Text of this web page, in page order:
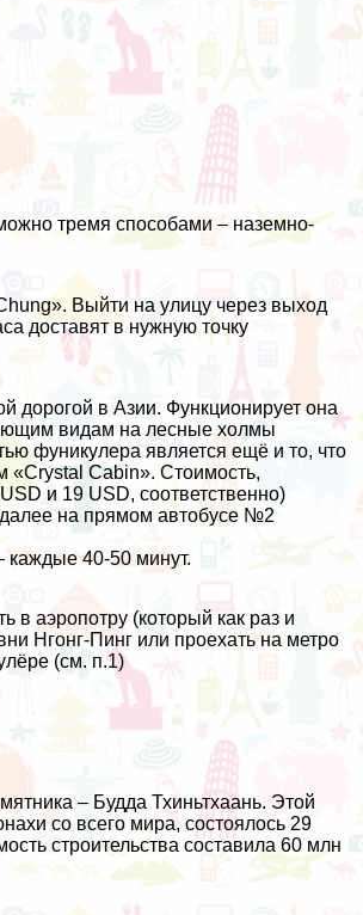
тремя способами – наземно-
Выйти на улицу через выход
доставят в нужную точку
дорогой в Азии. Функционирует она
видам на лесные холмы
фуникулера является ещё и то, что
«Crystal Cabin». Стоимость,
и 19 USD, соответственно)
на прямом автобусе №2
каждые 40-50 минут.
в аэропотру (который как раз и
Нгонг-Пинг или проехать на метро
(см. п.1)
– Будда Тхиньтхаань. Этой
со всего мира, состоялось 29
строительства составила 60 млн